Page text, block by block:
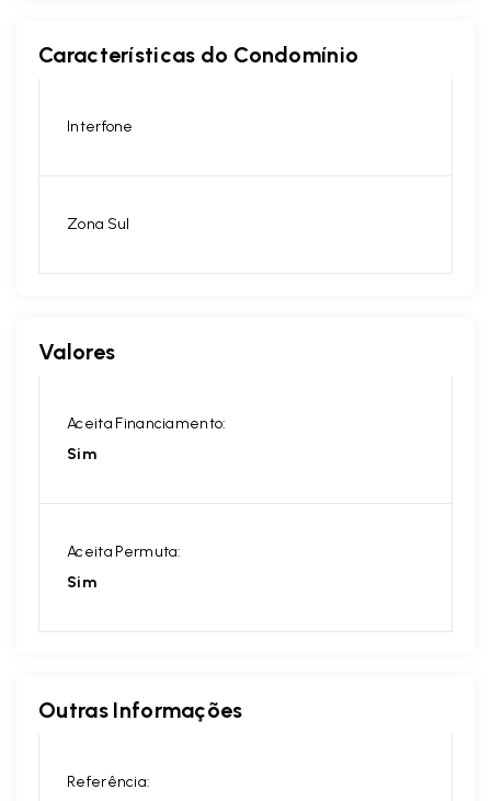
Características do Condomínio
Interfone
Zona Sul
Valores
Aceita Financiamento:
Sim
Aceita Permuta:
Sim
Outras Informações
Referência: